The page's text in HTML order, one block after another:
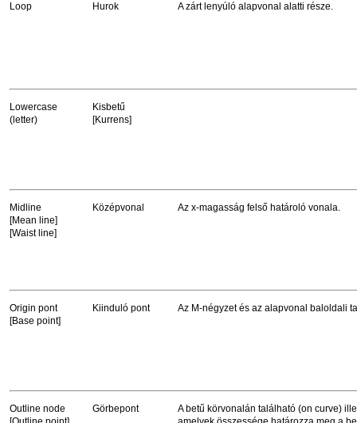
Loop Hurok A zárt lenyúló alapvonal alatti része.
Lowercase
(letter)
Kisbetű
[Kurrens]
Midline
[Mean line]
[Waist line]
Középvonal Az x-magasság felső határoló vonala.
Origin pont
[Base point]
Kiinduló pont Az M-négyzet és az alapvonal baloldali
Outline node
Görbepont
A betű körvonalán található (on curve)